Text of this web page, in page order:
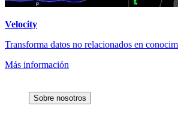
Velocity
Transforma datos no relacionados en
Más información
Sobre nosotros